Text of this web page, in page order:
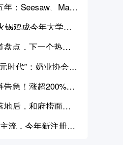
：Seesaw、Man
结出了不同的果
锅鸡成今年大学城
盘点，下一个热门
时代”；奶业协会称
急！涨超200%，
斤
后，和府捞面李
划
流，今年新注册相